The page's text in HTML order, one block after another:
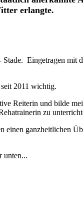
erlangte.
Stade. Eingetragen mit
2011 wichtig.
Reiterin und bilde
zu
einen ganzheitlichen
unten...